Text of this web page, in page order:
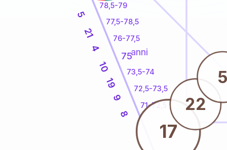
71-72,5
72,5-73,5
73,5-74
76-77,5
77,5-78,5
78,5-79
8
9
19
10
4
21
5
17
22
5
75anni